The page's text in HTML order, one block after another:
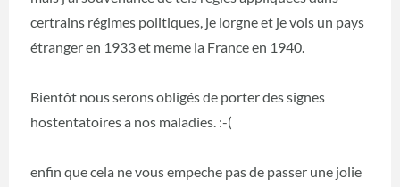
certrains régimes politiques, je lorgne et je vois un pays
étranger en 1933 et meme la France en 1940.
Bientôt nous serons obligés de porter des signes
hostentatoires a nos maladies. :-(
enfin que cela ne vous empeche pas de passer une jolie